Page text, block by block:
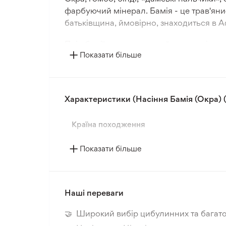
фарбуючий мінерал. Бамія - це
батьківщина, ймовірно, знаходиться в
також для консервування, сушіння та
Страви з бамією, приготовані з
Показати більше
Характеристики (Насіння Бамія (Окра)
Країна походження
Показати більше
Наші переваги
🤝 Широкий вибір цибулинних та